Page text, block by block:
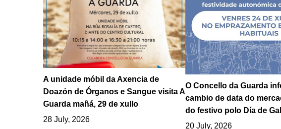
A unidade móbil da Axencia de
Doazón de Órganos e Sangue visita A
Guarda mañá, 29 de xullo
28 July, 2026
O Concello da Guarda
cambio de data do
do festivo polo Día de
20 July, 2026